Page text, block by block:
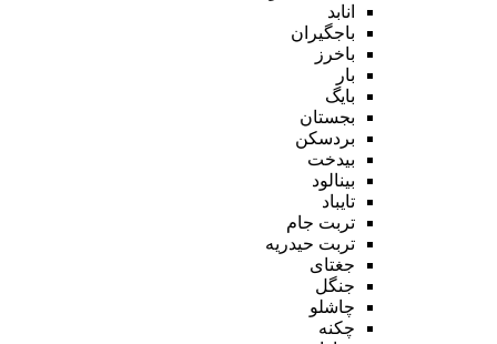
انابد
باجگیران
باخرز
بار
بایگ
بجستان
بردسکن
بیدخت
بینالود
تایباد
تربت جام
تربت حیدریه
جغتای
جنگل
چاشلو
چکنه